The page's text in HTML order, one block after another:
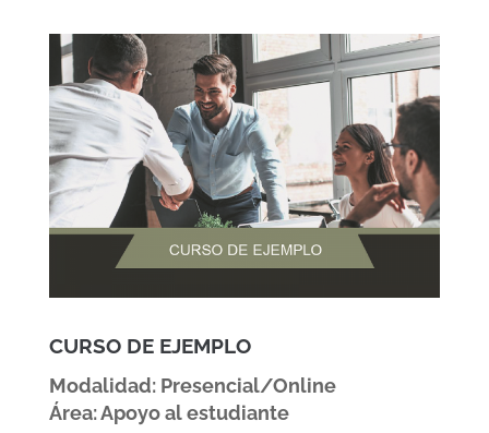
CURSO DE EJEMPLO
Modalidad: Presencial/Online
Área: Apoyo al estudiante